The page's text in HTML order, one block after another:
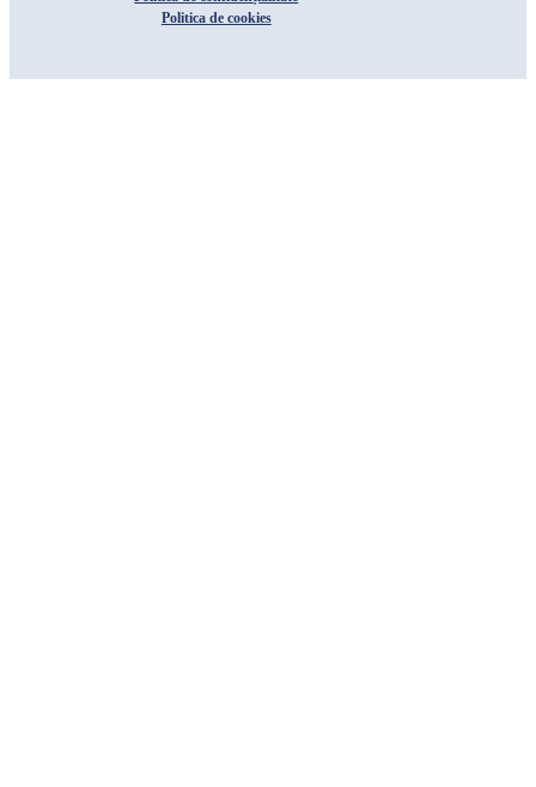
Politica de cookies